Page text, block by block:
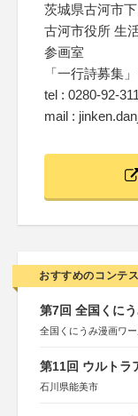
茨城県古河市
古河市役所 生
参画室
「一行詩募集
tel : 0280-92-
mail :
おすすめのコンテ
第7回 全国くに
全国くにうみ漫画ワ
第11回 ウルトラ
石川県能美市